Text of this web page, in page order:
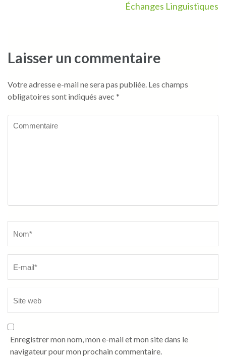
Échanges Linguistiques
Laisser un commentaire
Votre adresse e-mail ne sera pas publiée. Les champs
obligatoires sont indiqués avec *
Enregistrer mon nom, mon e-mail et mon site dans le
navigateur pour mon prochain commentaire.